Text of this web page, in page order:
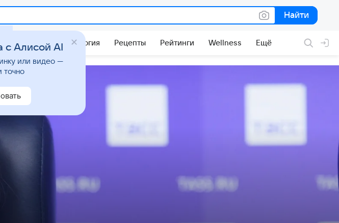
Найти
Найти
жизни Психология Рецепты Рейтинги Wellness Ещё
с Алисой AI
или видео —
точно